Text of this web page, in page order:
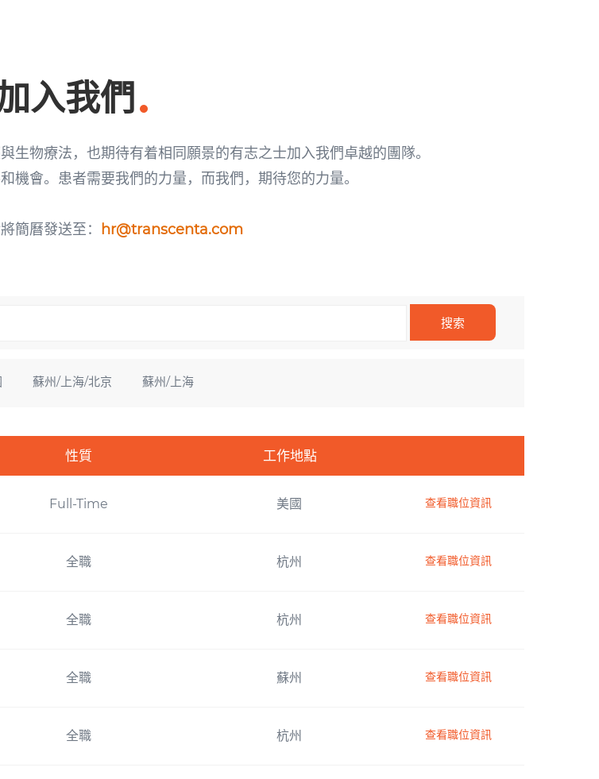
入我們
生物療法，也期待有着相同願景的有志之士加入我們卓越的團隊。
機會。患者需要我們的力量，而我們，期待您的力量。
簡曆發送至： hr@transcenta.com
蘇州/上海/北京 蘇州/上海
性質 工作地點
Full-Time 美國 查看職位資訊
全職 杭州 查看職位資訊
全職 杭州 查看職位資訊
全職 蘇州 查看職位資訊
全職 杭州 查看職位資訊